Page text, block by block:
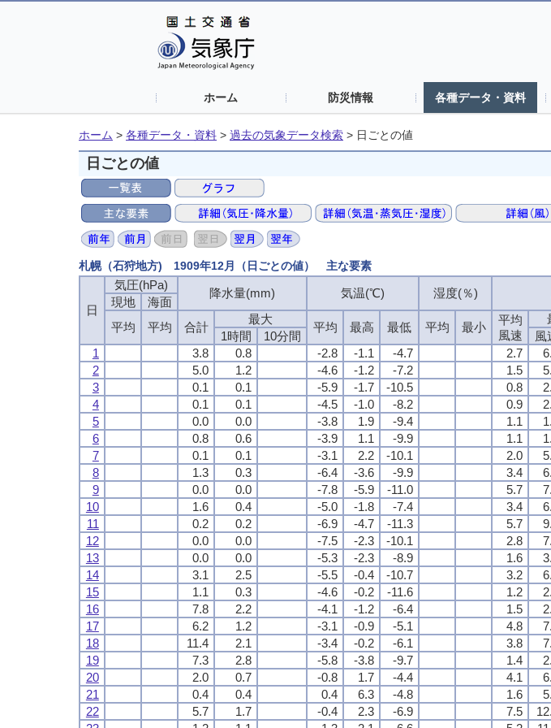
ホーム 防災情報 各種データ・資料
ホーム > 各種データ・資料 > 過去の気象データ検索 > 日ごとの値
日ごとの値
札幌（石狩地方) 1909年12月（日ごとの値） 主な要素
日
気圧(hPa)
降水量(mm) 気温(℃) 湿度(％)
現地
海面
平均
平均 合計
最大
平均 最高 最低 平均 最小
平均
風速
1時間 10分間 風
1
3.8 0.8 -2.8 -1.1 -4.7 2.7
2
5.0 1.2 -4.6 -1.2 -7.2 1.5
3
0.1 0.1 -5.9 -1.7 -10.5 0.8
4
0.1 0.1 -4.5 -1.0 -8.2 0.9
5
0.0 0.0 -3.8 1.9 -9.4 1.1
6
0.8 0.6 -3.9 1.1 -9.9 1.1
7
0.1 0.1 -3.1 2.2 -10.1 2.0
8
1.3 0.3 -6.4 -3.6 -9.9 3.4
9
0.0 0.0 -7.8 -5.9 -11.0 5.7
10
1.6 0.4 -5.0 -1.8 -7.4 3.4
11
0.2 0.2 -6.9 -4.7 -11.3 5.7
12
0.0 0.0 -7.5 -2.3 -10.1 2.8
13
0.0 0.0 -5.3 -2.3 -8.9 1.6
14
3.1 2.5 -5.5 -0.4 -10.7 3.2
15
1.1 0.3 -4.6 -0.2 -11.6 1.2
16
7.8 2.2 -4.1 -1.2 -6.4 1.5
17
6.2 1.2 -3.1 -0.9 -5.1 4.8
18
11.4 2.1 -3.4 -0.2 -6.1 3.8
19
7.3 2.8 -5.8 -3.8 -9.7 1.4
20
2.0 0.7 -0.8 1.7 -4.4 4.1
21
0.4 0.4 0.4 6.3 -4.8 1.6
22
5.7 1.7 -0.4 2.3 -6.9 7.5